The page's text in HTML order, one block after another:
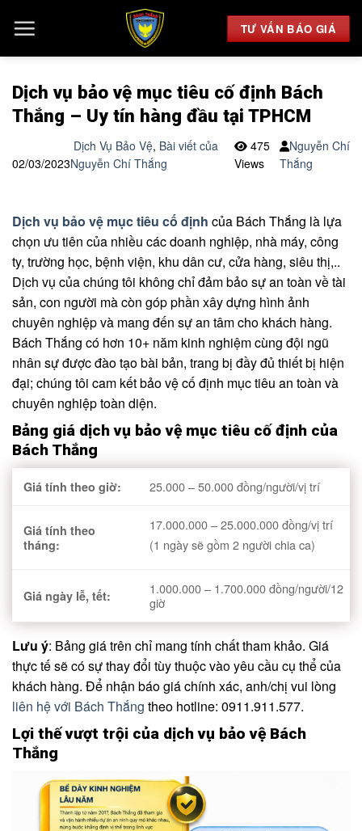
đến
TƯ VẤN BÁO GIÁ
Dịch vụ bảo vệ mục tiêu cố định Bách
Thắng – Uy tín hàng đầu tại TPHCM
02/03/2023
Dịch Vụ Bảo Vệ, Bài viết của
Nguyễn Chí Thắng
475
Views
Nguyễn Chí
Thắng
Dịch vụ bảo vệ mục tiêu cố định của Bách Thắng là lựa
chọn ưu tiên của nhiều các doanh nghiệp, nhà máy, công
ty, trường học, bệnh viện, khu dân cư, cửa hàng, siêu thị,..
Dịch vụ của chúng tôi không chỉ đảm bảo sự an toàn về tài
sản, con người mà còn góp phần xây dựng hình ảnh
chuyên nghiệp và mang đến sự an tâm cho khách hàng.
Bách Thắng có hơn 10+ năm kinh nghiệm cùng đội ngũ
nhân sự được đào tạo bài bản, trang bị đầy đủ thiết bị hiện
đại; chúng tôi cam kết bảo vệ cố định mục tiêu an toàn và
chuyên nghiệp toàn diện.
Bảng giá dịch vụ bảo vệ mục tiêu cố định của
Bách Thắng
Giá tính theo giờ: 25.000 – 50.000 đồng/người/vị trí
Giá tính theo
tháng:
17.000.000 – 25.000.000 đồng/vị trí
(1 ngày sẽ gồm 2 người chia ca)
Giá ngày lễ, tết:
1.000.000 – 1.700.000 đồng/người/12
giờ
Lưu ý: Bảng giá trên chỉ mang tính chất tham khảo. Giá
thực tế sẽ có sự thay đổi tùy thuộc vào yêu cầu cụ thể của
khách hàng. Để nhận báo giá chính xác, anh/chị vui lòng
liên hệ với Bách Thắng theo hotline: 0911.911.577.
Lợi thế vượt trội của dịch vụ bảo vệ Bách
Thắng